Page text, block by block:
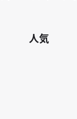
人気